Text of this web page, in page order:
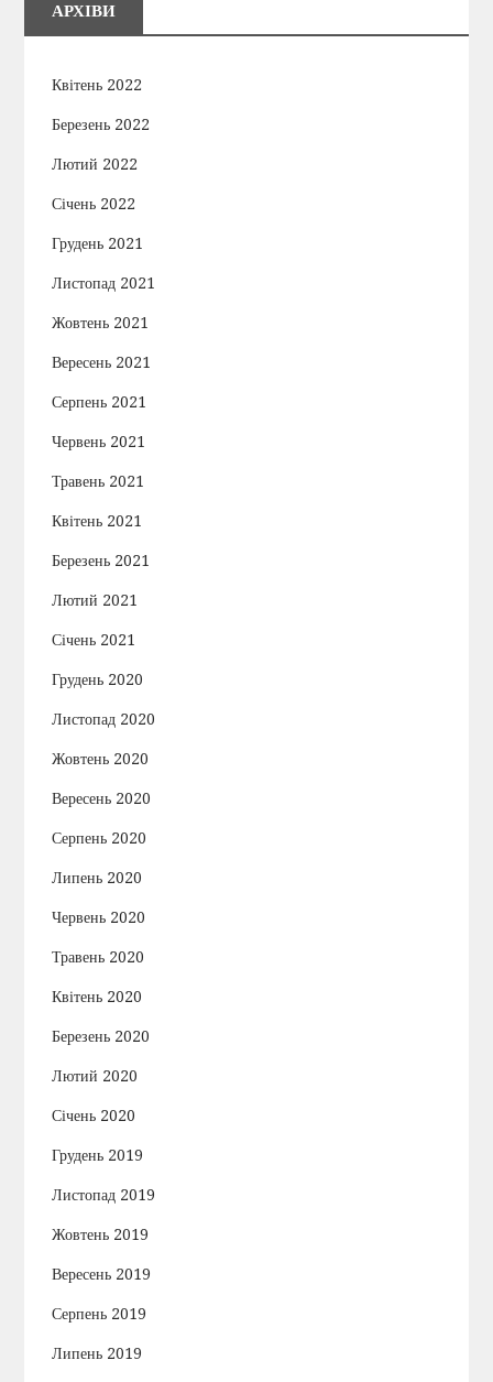
АРХІВИ
Квітень 2022
Березень 2022
Лютий 2022
Січень 2022
Грудень 2021
Листопад 2021
Жовтень 2021
Вересень 2021
Серпень 2021
Червень 2021
Травень 2021
Квітень 2021
Березень 2021
Лютий 2021
Січень 2021
Грудень 2020
Листопад 2020
Жовтень 2020
Вересень 2020
Серпень 2020
Липень 2020
Червень 2020
Травень 2020
Квітень 2020
Березень 2020
Лютий 2020
Січень 2020
Грудень 2019
Листопад 2019
Жовтень 2019
Вересень 2019
Серпень 2019
Липень 2019